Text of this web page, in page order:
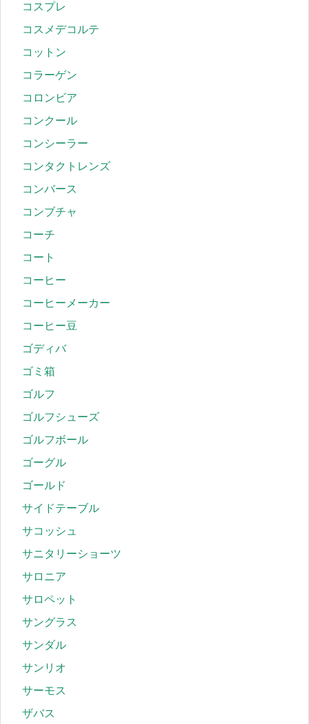
コスプレ
コスメデコルテ
コットン
コラーゲン
コロンビア
コンクール
コンシーラー
コンタクトレンズ
コンバース
コンブチャ
コーチ
コート
コーヒー
コーヒーメーカー
コーヒー豆
ゴディバ
ゴミ箱
ゴルフ
ゴルフシューズ
ゴルフボール
ゴーグル
ゴールド
サイドテーブル
サコッシュ
サニタリーショーツ
サロニア
サロペット
サングラス
サンダル
サンリオ
サーモス
ザバス